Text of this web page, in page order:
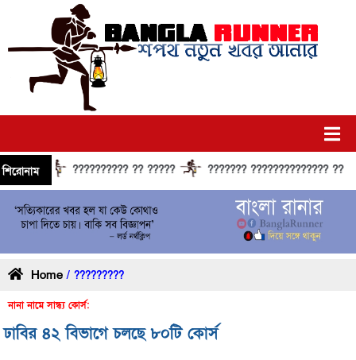
শিরোনাম ?????????? ?? ????? ??????? ?????????????? ??????
Home / ?????????
নানা নামে সান্ধ্য কোর্স:
ঢাবির ৪২ বিভাগে চলছে ৮০টি কোর্স